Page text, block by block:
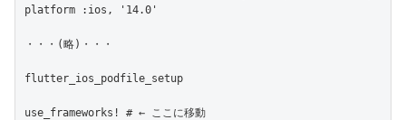
platform :ios, '14.0'
・・・(略)・・・
flutter_ios_podfile_setup
use_frameworks! # ← ここに移動